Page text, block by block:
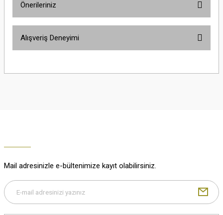
Önerileriniz
yetersiz gördüğünüz noktaları öneri formunu kullanarak tarafımıza
Gönder
Alışveriş Deneyimi
M... K... | 29/12/2025
Mail adresinizle e-bültenimize kayıt olabilirsiniz.